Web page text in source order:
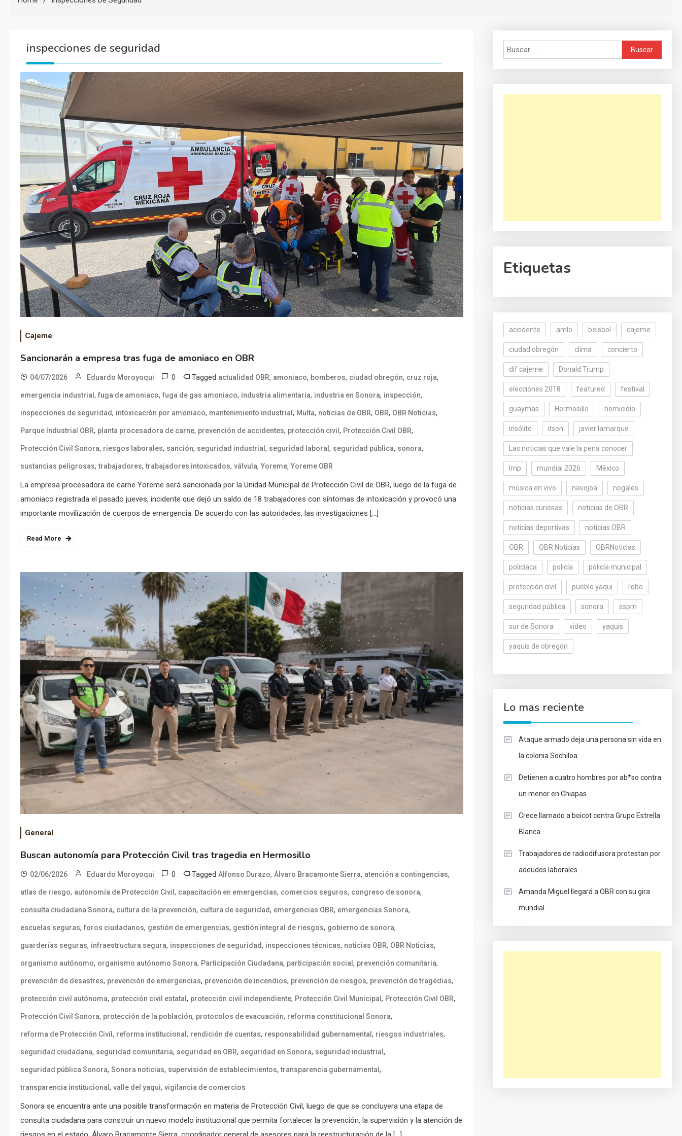
inspecciones de seguridad
Cajeme
Sancionarán a empresa tras fuga de amoniaco en OBR
04/07/2026 Eduardo Moroyoqui 0 Tagged actualidad OBR, amoniaco, bomberos, ciudad obregón, cruz roja,
emergencia industrial, fuga de amoniaco, fuga de gas amoniaco, industria alimentaria, industria en Sonora, inspección,
inspecciones de seguridad, intoxicación por amoniaco, mantenimiento industrial, Multa, noticias de OBR, OBR, OBR Noticias,
Parque Industrial OBR, planta procesadora de carne, prevención de accidentes, protección civil, Protección Civil OBR,
Protección Civil Sonora, riesgos laborales, sanción, seguridad industrial, seguridad laboral, seguridad pública, sonora,
sustancias peligrosas,trabajadores,trabajadores intoxicados, válvula, Yoreme, Yoreme OBR
La empresa procesadora de carne Yoreme será sancionada por la Unidad Municipal de Protección Civil de OBR, luego de la fuga de
amoniaco registrada el pasado jueves, incidente que dejó un saldo de 18 trabajadores con síntomas de intoxicación y provocó una
importante movilización de cuerpos de emergencia. De acuerdo con las autoridades, las investigaciones […]
Read More
General
Buscan autonomía para Protección Civil tras tragedia en Hermosillo
02/06/2026 Eduardo Moroyoqui 0 Tagged Alfonso Durazo, Álvaro Bracamonte Sierra, atención a contingencias,
atlas de riesgo, autonomía de Protección Civil, capacitación en emergencias, comercios seguros, congreso de sonora,
consulta ciudadana Sonora, cultura de la prevención, cultura de seguridad, emergencias OBR, emergencias Sonora,
escuelas seguras, foros ciudadanos, gestión de emergencias, gestión integral de riesgos, gobierno de sonora,
guarderías seguras, infraestructura segura, inspecciones de seguridad, inspecciones técnicas, noticias OBR, OBR Noticias,
organismo autónomo, organismo autónomo Sonora, Participación Ciudadana, participación social, prevención comunitaria,
prevención de desastres, prevención de emergencias, prevención de incendios, prevención de riesgos, prevención de tragedias,
protección civil autónoma, protección civil estatal, protección civil independiente, Protección Civil Municipal, Protección Civil OBR,
Protección Civil Sonora, protección de la población, protocolos de evacuación, reforma constitucional Sonora,
reforma de Protección Civil, reforma institucional, rendición de cuentas, responsabilidad gubernamental, riesgos industriales,
seguridad ciudadana, seguridad comunitaria, seguridad en OBR, seguridad en Sonora, seguridad industrial,
seguridad pública Sonora, Sonora noticias, supervisión de establecimientos,transparencia gubernamental,
transparencia institucional, valle del yaqui, vigilancia de comercios
Sonora se encuentra ante una posible transformación en materia de Protección Civil, luego de que se concluyera una etapa de
consulta ciudadana para construir un nuevo modelo institucional que permita fortalecer la prevención, la supervisión y la atención de
Buscar:
Etiquetas
accidente amlo beisbol cajeme
ciudad obregón clima concierto
dif cajeme Donald Trump
elecciones 2018 featured festival
guaymas Hermosillo homicidio
insólito itson javier lamarque
Las noticias que vale la pena conocer
lmp mundial 2026 México
música en vivo navojoa nogales
noticias curiosas noticias de OBR
noticias deportivas noticias OBR
OBR OBR Noticias OBRNoticias
policiaca policía policía municipal
protección civil pueblo yaqui robo
seguridad pública sonora sspm
sur de Sonora video yaquis
yaquis de obregón
Lo mas reciente
Ataque armado deja una persona sin vida en
la colonia Sochiloa
Detienen a cuatro hombres por ab*so contra
un menor en Chiapas
Crece llamado a boicot contra Grupo Estrella
Blanca
Trabajadores de radiodifusora protestan por
adeudos laborales
Amanda Miguel llegará a OBR con su gira
mundial